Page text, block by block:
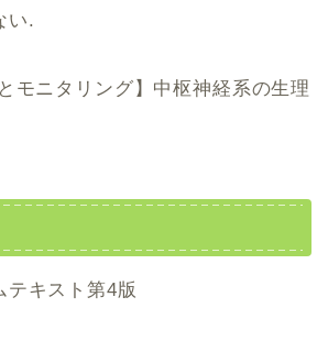
い.
モニタリング】中枢神経系の生理
テキスト第4版